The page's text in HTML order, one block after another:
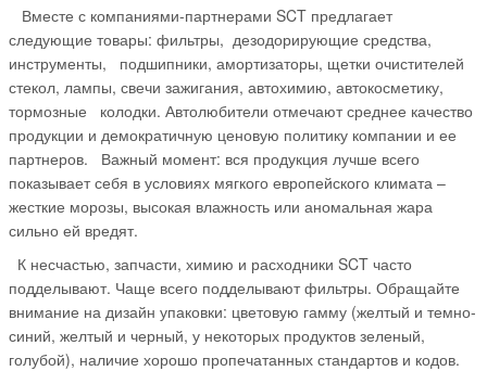
Вместе с компаниями-партнерами SCT предлагает
следующие товары: фильтры, дезодорирующие средства,
инструменты, подшипники, амортизаторы, щетки очистителей
стекол, лампы, свечи зажигания, автохимию, автокосметику,
тормозные колодки. Автолюбители отмечают среднее качество
продукции и демократичную ценовую политику компании и ее
партнеров. Важный момент: вся продукция лучше всего
показывает себя в условиях мягкого европейского климата –
жесткие морозы, высокая влажность или аномальная жара
сильно ей вредят.
К несчастью, запчасти, химию и расходники SCT часто
подделывают. Чаще всего подделывают фильтры. Обращайте
внимание на дизайн упаковки: цветовую гамму (желтый и темно-
синий, желтый и черный, у некоторых продуктов зеленый,
голубой), наличие хорошо пропечатанных стандартов и кодов.